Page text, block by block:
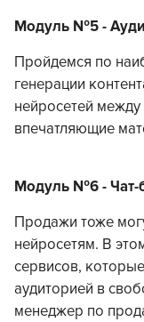
Модуль №5 -
Пройдемся по
генерации
нейросетей
впечатляющие
Модуль №6 - Чат-
Продажи тоже
нейросетям. В
сервисов,
аудиторией в
менеджер по